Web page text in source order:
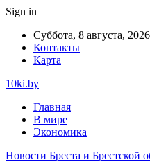
Sign in
Суббота, 8 августа, 2026
Контакты
Карта
10ki.by
Главная
В мире
Экономика
Новости Бреста и Брестской